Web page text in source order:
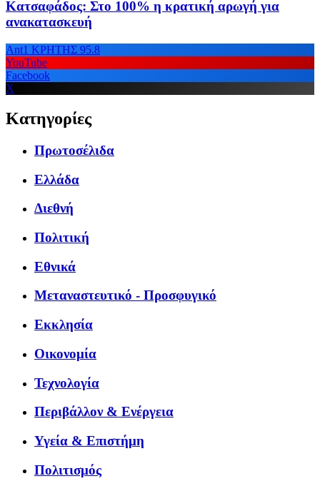
Κατσαφάδος: Στο 100% η κρατική αρωγή για
ανακατασκευή
Ant1 ΚΡΗΤΗΣ 95.8
YouTube
Facebook
X
Κατηγορίες
Πρωτοσέλιδα
Ελλάδα
Διεθνή
Πολιτική
Εθνικά
Μεταναστευτικό - Προσφυγικό
Εκκλησία
Οικονομία
Τεχνολογία
Περιβάλλον & Ενέργεια
Υγεία & Επιστήμη
Πολιτισμός